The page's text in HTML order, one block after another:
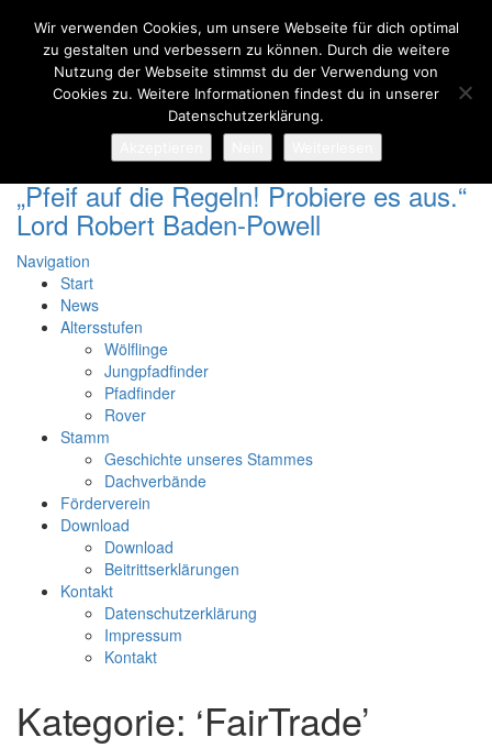
Diözesanseite
„Pfeif auf die Regeln! Probiere es aus.“
Lord Robert Baden-Powell
Navigation
Start
News
Altersstufen
Wölflinge
Jungpfadfinder
Pfadfinder
Rover
Stamm
Geschichte unseres Stammes
Dachverbände
Förderverein
Download
Download
Beitrittserklärungen
Kontakt
Datenschutzerklärung
Impressum
Kontakt
Kategorie: ‘FairTrade’
Wir verwenden Cookies, um unsere Webseite für dich optimal
zu gestalten und verbessern zu können. Durch die weitere
Nutzung der Webseite stimmst du der Verwendung von
Cookies zu. Weitere Informationen findest du in unserer
Datenschutzerklärung.